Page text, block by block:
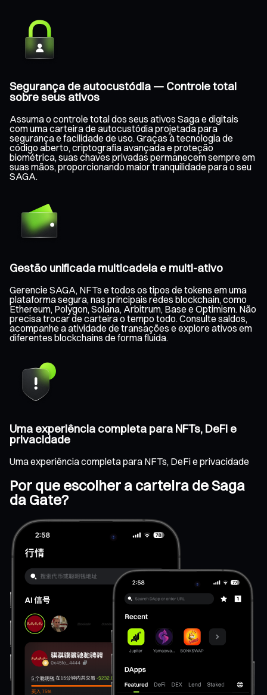
Segurança de autocustódia — Controle total
sobre seus ativos
Assuma o controle total dos seus ativos Saga e digitais
com uma carteira de autocustódia projetada para
segurança e facilidade de uso. Graças à tecnologia de
código aberto, criptografia avançada e proteção
biométrica, suas chaves privadas permanecem sempre em
suas mãos, proporcionando maior tranquilidade para o seu
SAGA.
Gestão unificada multicadeia e multi-ativo
Gerencie SAGA, NFTs e todos os tipos de tokens em uma
plataforma segura, nas principais redes blockchain, como
Ethereum, Polygon, Solana, Arbitrum, Base e Optimism. Não
precisa trocar de carteira o tempo todo. Consulte saldos,
acompanhe a atividade de transações e explore ativos em
diferentes blockchains de forma fluida.
Uma experiência completa para NFTs, DeFi e
privacidade
Uma experiência completa para NFTs, DeFi e privacidade
Por que escolher a carteira de Saga
da Gate?